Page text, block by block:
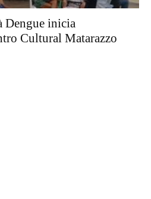
Dengue inicia
Cultural Matarazzo